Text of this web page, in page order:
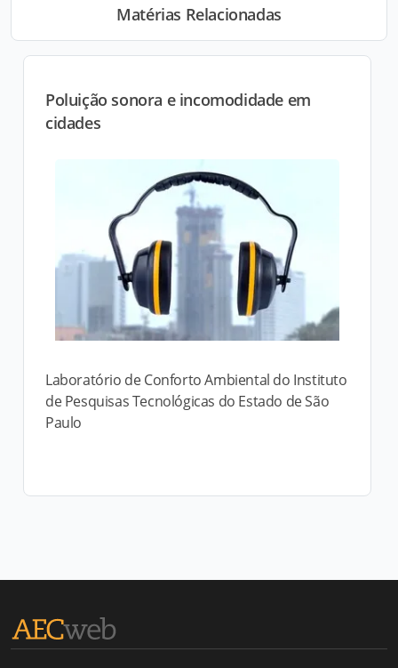
Matérias Relacionadas
Poluição sonora e incomodidade em
cidades
Laboratório de Conforto Ambiental do Instituto
de Pesquisas Tecnológicas do Estado de São
Paulo